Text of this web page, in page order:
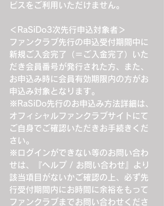
ビスをご利用いただけません。
＜RaSiDo3次先行申込対象者＞
ファンクラブ先行の申込受付期間中に
新規ご入会完了（＝ご入金完了）いた
だき会員番号が発行された方、また、
お申込み時に会員有効期限内の方がお
申込み対象となります。
※RaSiDo先行のお申込み方法詳細は、
オフィシャルファンクラブサイトにて
ご自身でご確認いただきお手続きくだ
さい。
※ログインができない等のお問い合わ
せは、『ヘルプ / お問い合わせ』より
該当項目がないかご確認の上、必ず先
行受付期間内にお時間に余裕をもって
ファンクラブまでお問い合わせくださ